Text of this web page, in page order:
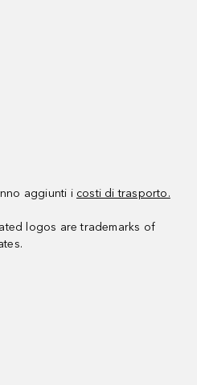
aggiunti i costi di trasporto.
logos are trademarks of